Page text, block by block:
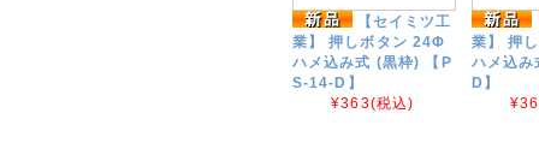
【セイミツ工
業】 押しボタン 24Φ
ハメ込み式 (黒枠) 【P
S-14-D】
¥363(税込)
業】 押
ハメ込
D】